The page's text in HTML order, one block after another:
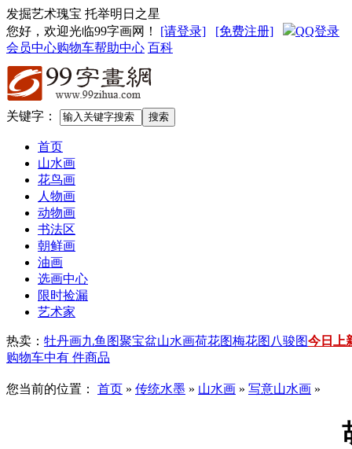
发掘艺术瑰宝 托举明日之星
您好，欢迎光临99字画网 ！ [请登录] [免费注册]
QQ登录
会员中心购物车帮助中心 百科
关键字：
首页
山水画
花鸟画
人物画
动物画
书法区
朝鲜画
油画
选画中心
限时捡漏
艺术家
热卖： 牡丹画九鱼图聚宝盆山水画荷花图梅花图 八骏图今日上
购物车中有 件商品
您当前的位置： 首页 » 传统水墨 » 山水画 » 写意山水画 »